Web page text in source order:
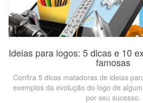
Ideias para logos: 5 dicas e 10
famosas
Confira 5 dicas matadoras de ideias
exemplos da evolução do logo de
por seu sucesso.